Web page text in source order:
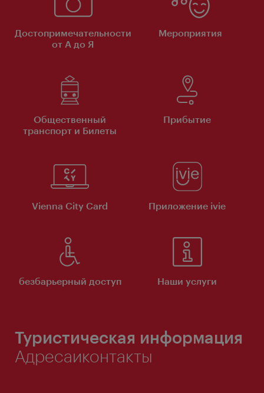
Достопримечательности
от А до Я
Мероприятия
Общественный
транспорт и Билеты
Прибытие
Vienna City Card Приложение ivie
безбарьерный доступ Наши услуги
Туристическая информация
Адресаиконтакты